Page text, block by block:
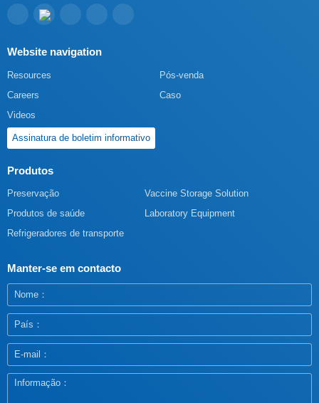
Website navigation
Resources
Pós-venda
Careers
Caso
Videos
Assinatura de boletim informativo
Produtos
Preservação
Vaccine Storage Solution
Produtos de saúde
Laboratory Equipment
Refrigeradores de transporte
Manter-se em contacto